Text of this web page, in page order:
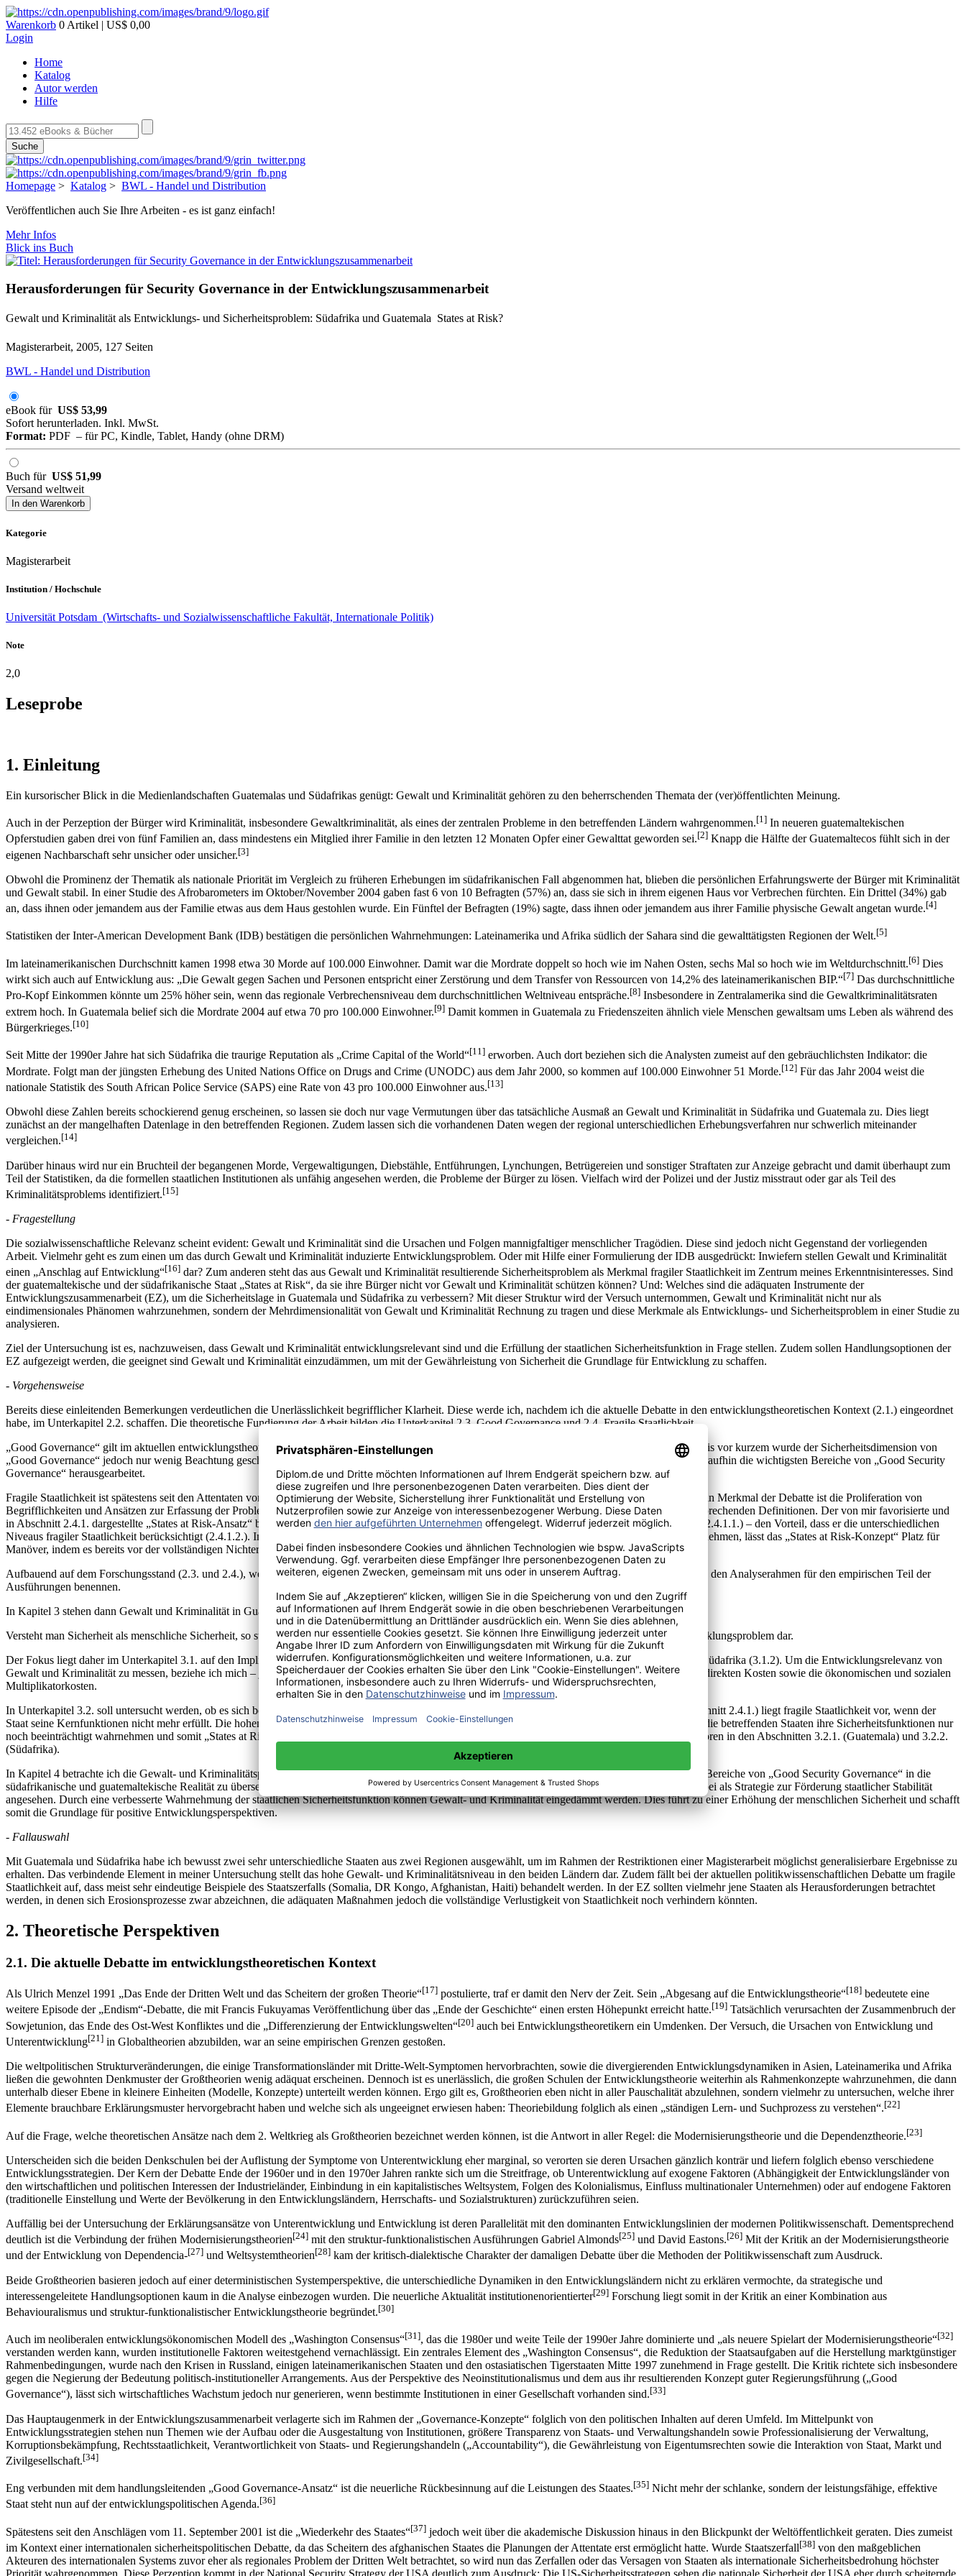
Warenkorb 0 Artikel | US$ 0,00
Login
Home
Katalog
Autor werden
Hilfe
Suche
Homepage > Katalog > BWL - Handel und Distribution
Veröffentlichen auch Sie Ihre Arbeiten - es ist ganz einfach!
Mehr Infos
Blick ins Buch
Herausforderungen für Security Governance in der Entwicklungszusammenarbeit
Gewalt und Kriminalität als Entwicklungs- und Sicherheitsproblem: Südafrika und Guatemala  States at Risk?
Magisterarbeit, 2005, 127 Seiten
BWL - Handel und Distribution
eBook für US$ 53,99
Sofort herunterladen. Inkl. MwSt.
Format: PDF – für PC, Kindle, Tablet, Handy (ohne DRM)
Buch für US$ 51,99
Versand weltweit
In den Warenkorb
Kategorie
Magisterarbeit
Institution / Hochschule
Universität Potsdam (Wirtschafts- und Sozialwissenschaftliche Fakultät, Internationale Politik)
Note
2,0
Leseprobe
1. Einleitung
Ein kursorischer Blick in die Medienlandschaften Guatemalas und Südafrikas genügt: Gewalt und Kriminalität gehören zu den beherrschenden Themata der (ver)öffentlichten Meinung.
Auch in der Perzeption der Bürger wird Kriminalität, insbesondere Gewaltkriminalität, als eines der zentralen Probleme in den betreffenden Ländern wahrgenommen.[1] In neueren guatemaltekischen
Opferstudien gaben drei von fünf Familien an, dass mindestens ein Mitglied ihrer Familie in den letzten 12 Monaten Opfer einer Gewalttat geworden sei.[2] Knapp die Hälfte der Guatemaltecos fühlt sich in der
eigenen Nachbarschaft sehr unsicher oder unsicher.[3]
Obwohl die Prominenz der Thematik als nationale Priorität im Vergleich zu früheren Erhebungen im südafrikanischen Fall abgenommen hat, blieben die persönlichen Erfahrungswerte der Bürger mit Kriminalität
und Gewalt stabil. In einer Studie des Afrobarometers im Oktober/November 2004 gaben fast 6 von 10 Befragten (57%) an, dass sie sich in ihrem eigenen Haus vor Verbrechen fürchten. Ein Drittel (34%) gab
an, dass ihnen oder jemandem aus der Familie etwas aus dem Haus gestohlen wurde. Ein Fünftel der Befragten (19%) sagte, dass ihnen oder jemandem aus ihrer Familie physische Gewalt angetan wurde.[4]
Statistiken der Inter-American Development Bank (IDB) bestätigen die persönlichen Wahrnehmungen: Lateinamerika und Afrika südlich der Sahara sind die gewalttätigsten Regionen der Welt.[5]
Im lateinamerikanischen Durchschnitt kamen 1998 etwa 30 Morde auf 100.000 Einwohner. Damit war die Mordrate doppelt so hoch wie im Nahen Osten, sechs Mal so hoch wie im Weltdurchschnitt.[6] Dies
wirkt sich auch auf Entwicklung aus: „Die Gewalt gegen Sachen und Personen entspricht einer Zerstörung und dem Transfer von Ressourcen von 14,2% des lateinamerikanischen BIP.“[7] Das durchschnittliche
Pro-Kopf Einkommen könnte um 25% höher sein, wenn das regionale Verbrechensniveau dem durchschnittlichen Weltniveau entspräche.[8] Insbesondere in Zentralamerika sind die Gewaltkriminalitätsraten
extrem hoch. In Guatemala belief sich die Mordrate 2004 auf etwa 70 pro 100.000 Einwohner.[9] Damit kommen in Guatemala zu Friedenszeiten ähnlich viele Menschen gewaltsam ums Leben als während des
Bürgerkrieges.[10]
Seit Mitte der 1990er Jahre hat sich Südafrika die traurige Reputation als „Crime Capital of the World“[11] erworben. Auch dort beziehen sich die Analysten zumeist auf den gebräuchlichsten Indikator: die
Mordrate. Folgt man der jüngsten Erhebung des United Nations Office on Drugs and Crime (UNODC) aus dem Jahr 2000, so kommen auf 100.000 Einwohner 51 Morde.[12] Für das Jahr 2004 weist die
nationale Statistik des South African Police Service (SAPS) eine Rate von 43 pro 100.000 Einwohner aus.[13]
Obwohl diese Zahlen bereits schockierend genug erscheinen, so lassen sie doch nur vage Vermutungen über das tatsächliche Ausmaß an Gewalt und Kriminalität in Südafrika und Guatemala zu. Dies liegt
zunächst an der mangelhaften Datenlage in den betreffenden Regionen. Zudem lassen sich die vorhandenen Daten wegen der regional unterschiedlichen Erhebungsverfahren nur schwerlich miteinander
vergleichen.[14]
Darüber hinaus wird nur ein Bruchteil der begangenen Morde, Vergewaltigungen, Diebstähle, Entführungen, Lynchungen, Betrügereien und sonstiger Straftaten zur Anzeige gebracht und damit überhaupt zum
Teil der Statistiken, da die formellen staatlichen Institutionen als unfähig angesehen werden, die Probleme der Bürger zu lösen. Vielfach wird der Polizei und der Justiz misstraut oder gar als Teil des
Kriminalitätsproblems identifiziert.[15]
- Fragestellung
Die sozialwissenschaftliche Relevanz scheint evident: Gewalt und Kriminalität sind die Ursachen und Folgen mannigfaltiger menschlicher Tragödien. Diese sind jedoch nicht Gegenstand der vorliegenden
Arbeit. Vielmehr geht es zum einen um das durch Gewalt und Kriminalität induzierte Entwicklungsproblem. Oder mit Hilfe einer Formulierung der IDB ausgedrückt: Inwiefern stellen Gewalt und Kriminalität
einen „Anschlag auf Entwicklung“[16] dar? Zum anderen steht das aus Gewalt und Kriminalität resultierende Sicherheitsproblem als Merkmal fragiler Staatlichkeit im Zentrum meines Erkenntnisinteresses. Sind
der guatemaltekische und der südafrikanische Staat „States at Risk“, da sie ihre Bürger nicht vor Gewalt und Kriminalität schützen können? Und: Welches sind die adäquaten Instrumente der
Entwicklungszusammenarbeit (EZ), um die Sicherheitslage in Guatemala und Südafrika zu verbessern? Mit dieser Struktur wird der Versuch unternommen, Gewalt und Kriminalität nicht nur als
eindimensionales Phänomen wahrzunehmen, sondern der Mehrdimensionalität von Gewalt und Kriminalität Rechnung zu tragen und diese Merkmale als Entwicklungs- und Sicherheitsproblem in einer Studie zu
analysieren.
Ziel der Untersuchung ist es, nachzuweisen, dass Gewalt und Kriminalität entwicklungsrelevant sind und die Erfüllung der staatlichen Sicherheitsfunktion in Frage stellen. Zudem sollen Handlungsoptionen der
EZ aufgezeigt werden, die geeignet sind Gewalt und Kriminalität einzudämmen, um mit der Gewährleistung von Sicherheit die Grundlage für Entwicklung zu schaffen.
- Vorgehensweise
Bereits diese einleitenden Bemerkungen verdeutlichen die Unerlässlichkeit begrifflicher Klarheit. Diese werde ich, nachdem ich die aktuelle Debatte in den entwicklungstheoretischen Kontext (2.1.) eingeordnet
habe, im Unterkapitel 2.2. schaffen. Die theoretische Fundierung der Arbeit bilden die Unterkapitel 2.3. Good Governance und 2.4. Fragile Staatlichkeit.
„Good Governance“ gilt im aktuellen entwicklungstheoretischen Diskurs als Schlüsselbegriff für die Erklärung von Entwicklung und Unterentwicklung. Bis vor kurzem wurde der Sicherheitsdimension von
„Good Governance“ jedoch nur wenig Beachtung geschenkt. Diese rückt im Abschnitt 2.3.1. ins Zentrum der Betrachtung. Im Abschnitt 2.3.2. werden daraufhin die wichtigsten Bereiche von „Good Security
Governance“ herausgearbeitet.
Fragile Staatlichkeit ist spätestens seit den Attentaten vom 11. September 2001 ein prominentes Thema in Außen-, Sicherheits-, und Entwicklungspolitik. Ein Merkmal der Debatte ist die Proliferation von
Begrifflichkeiten und Ansätzen zur Erfassung der Problematik. Daher ordne ich unter 2.4. die am häufigsten verwendeten Begriffe und formuliere die entsprechenden Definitionen. Der von mir favorisierte und
in Abschnitt 2.4.1. dargestellte „States at Risk-Ansatz“ bietet neben seiner analytischen Klarheit – durch Bezugnahme auf die Kernfunktionen des Staates (2.4.1.1.) – den Vorteil, dass er die unterschiedlichen
Niveaus fragiler Staatlichkeit berücksichtigt (2.4.1.2.). Im Gegensatz zu anderen Ansätzen, die den bereits eingetretenen Staatszerfall zum Ausgangspunkt nehmen, lässt das „States at Risk-Konzept“ Platz für
Manöver, indem es bereits vor der vollständigen Nichterfüllung staatlicher Funktionen ansetzt.
Aufbauend auf dem Forschungsstand (2.3. und 2.4.), werde ich im Unterkapitel 2.5. das Hypothesengebäude für die weitere Untersuchung entwickeln und den Analyserahmen für den empirischen Teil der
Ausführungen benennen.
In Kapitel 3 stehen dann Gewalt und Kriminalität in Guatemala und Südafrika als Entwicklungs- und Sicherheitsproblem im Zenrum der Untersuchung.
Versteht man Sicherheit als menschliche Sicherheit, so stellt menschliche Unsicherheit – induziert durch Gewalt und Kriminalität – ein signifikantes Entwicklungsproblem dar.
Der Fokus liegt daher im Unterkapitel 3.1. auf den Implikationen von Gewalt und Kriminalität für Entwicklung und Wachstum in Guatemala (3.1.1.) und Südafrika (3.1.2). Um die Entwicklungsrelevanz von
Gewalt und Kriminalität zu messen, beziehe ich mich – jeweils nach der länderspezifischen Situationssbeschreibung – auf die verursachten direkten und indirekten Kosten sowie die ökonomischen und sozialen
Multiplikatorkosten.
In Unterkapitel 3.2. soll untersucht werden, ob es sich bei Guatemala und Südafrika um fragile Staaten handelt. Gemäß dem „States at Risk-Ansatz“ (Abschnitt 2.4.1.) liegt fragile Staatlichkeit vor, wenn der
Staat seine Kernfunktionen nicht mehr erfüllt. Die hohen Gewalt- und Kriminalitätsraten in Guatemala und Südafrika geben Anlass zu der Annahme, dass die betreffenden Staaten ihre Sicherheitsfunktionen nur
noch beeinträchtigt wahrnehmen und somit „States at Risk“ darstellen. Diese Vermutung überprüfe ich mittels der unter 2.2.1.1. herausgearbeiteten Indikatoren in den Abschnitten 3.2.1. (Guatemala) und 3.2.2.
(Südafrika).
In Kapitel 4 betrachte ich die Gewalt- und Kriminalitätsproblematik als Herausforderung für die EZ. Der Anspruch ist, die in Abschnitt 2.3.2. formulierten Bereiche von „Good Security Governance“ in die
südafrikanische und guatemaltekische Realität zu übersetzen und einige entsprechende Ansatzpunkte zu generieren. „Good Security Governance“ wird dabei als Strategie zur Förderung staatlicher Stabilität
angesehen. Durch eine verbesserte Wahrnehmung der staatlichen Sicherheitsfunktion können Gewalt- und Kriminalität eingedämmt werden. Dies führt zu einer Erhöhung der menschlichen Sicherheit und schafft
somit die Grundlage für positive Entwicklungsperspektiven.
- Fallauswahl
Mit Guatemala und Südafrika habe ich bewusst zwei sehr unterschiedliche Staaten aus zwei Regionen ausgewählt, um im Rahmen der Restriktionen einer Magisterarbeit möglichst generalisierbare Ergebnisse zu
erhalten. Das verbindende Element in meiner Untersuchung stellt das hohe Gewalt- und Kriminalitätsniveau in den beiden Ländern dar. Zudem fällt bei der aktuellen politikwissenschaftlichen Debatte um fragile
Staatlichkeit auf, dass meist sehr eindeutige Beispiele des Staatszerfalls (Somalia, DR Kongo, Afghanistan, Haiti) behandelt werden. In der EZ sollten vielmehr jene Staaten als Herausforderungen betrachtet
werden, in denen sich Erosionsprozesse zwar abzeichnen, die adäquaten Maßnahmen jedoch die vollständige Verlustigkeit von Staatlichkeit noch verhindern könnten.
2. Theoretische Perspektiven
2.1. Die aktuelle Debatte im entwicklungstheoretischen Kontext
Als Ulrich Menzel 1991 „Das Ende der Dritten Welt und das Scheitern der großen Theorie“[17] postulierte, traf er damit den Nerv der Zeit. Sein „Abgesang auf die Entwicklungstheorie“[18] bedeutete eine
weitere Episode der „Endism“-Debatte, die mit Francis Fukuyamas Veröffentlichung über das „Ende der Geschichte“ einen ersten Höhepunkt erreicht hatte.[19] Tatsächlich verursachten der Zusammenbruch der
Sowjetunion, das Ende des Ost-West Konfliktes und die „Differenzierung der Entwicklungswelten“[20] auch bei Entwicklungstheoretikern ein Umdenken. Der Versuch, die Ursachen von Entwicklung und
Unterentwicklung[21] in Globaltheorien abzubilden, war an seine empirischen Grenzen gestoßen.
Die weltpolitischen Strukturveränderungen, die einige Transformationsländer mit Dritte-Welt-Symptomen hervorbrachten, sowie die divergierenden Entwicklungsdynamiken in Asien, Lateinamerika und Afrika
ließen die gewohnten Denkmuster der Großtheorien wenig adäquat erscheinen. Dennoch ist es unerlässlich, die großen Schulen der Entwicklungstheorie weiterhin als Rahmenkonzepte wahrzunehmen, die dann
unterhalb dieser Ebene in kleinere Einheiten (Modelle, Konzepte) unterteilt werden können. Ergo gilt es, Großtheorien eben nicht in aller Pauschalität abzulehnen, sondern vielmehr zu untersuchen, welche ihrer
Elemente brauchbare Erklärungsmuster hervorgebracht haben und welche sich als ungeeignet erwiesen haben: Theoriebildung folglich als einen „ständigen Lern- und Suchprozess zu verstehen“.[22]
Auf die Frage, welche theoretischen Ansätze nach dem 2. Weltkrieg als Großtheorien bezeichnet werden können, ist die Antwort in aller Regel: die Modernisierungstheorie und die Dependenztheorie.[23]
Unterscheiden sich die beiden Denkschulen bei der Auflistung der Symptome von Unterentwicklung eher marginal, so verorten sie deren Ursachen gänzlich konträr und liefern folglich ebenso verschiedene
Entwicklungsstrategien. Der Kern der Debatte Ende der 1960er und in den 1970er Jahren rankte sich um die Streitfrage, ob Unterentwicklung auf exogene Faktoren (Abhängigkeit der Entwicklungsländer von
den wirtschaftlichen und politischen Interessen der Industrieländer, Einbindung in ein kapitalistisches Weltsystem, Folgen des Kolonialismus, Einfluss multinationaler Unternehmen) oder auf endogene Faktoren
(traditionelle Einstellung und Werte der Bevölkerung in den Entwicklungsländern, Herrschafts- und Sozialstrukturen) zurückzuführen seien.
Auffällig bei der Untersuchung der Erklärungsansätze von Unterentwicklung und Entwicklung ist deren Parallelität mit den dominanten Entwicklungslinien der modernen Politikwissenschaft. Dementsprechend
deutlich ist die Verbindung der frühen Modernisierungstheorien[24] mit den struktur-funktionalistischen Ausführungen Gabriel Almonds[25] und David Eastons.[26] Mit der Kritik an der Modernisierungstheorie
und der Entwicklung von Dependencia-[27] und Weltsystemtheorien[28] kam der kritisch-dialektische Charakter der damaligen Debatte über die Methoden der Politikwissenschaft zum Ausdruck.
Beide Großtheorien basieren jedoch auf einer deterministischen Systemperspektive, die unterschiedliche Dynamiken in den Entwicklungsländern nicht zu erklären vermochte, da strategische und
interessengeleitete Handlungsoptionen kaum in die Analyse einbezogen wurden. Die neuerliche Aktualität institutionenorientierter[29] Forschung liegt somit in der Kritik an einer Kombination aus
Behaviouralismus und struktur-funktionalistischer Entwicklungstheorie begründet.[30]
Auch im neoliberalen entwicklungsökonomischen Modell des „Washington Consensus“[31], das die 1980er und weite Teile der 1990er Jahre dominierte und „als neuere Spielart der Modernisierungstheorie“[32]
verstanden werden kann, wurden institutionelle Faktoren weitestgehend vernachlässigt. Ein zentrales Element des „Washington Consensus“, die Reduktion der Staatsaufgaben auf die Herstellung marktgünstiger
Rahmenbedingungen, wurde nach den Krisen in Russland, einigen lateinamerikanischen Staaten und den ostasiatischen Tigerstaaten Mitte 1997 zunehmend in Frage gestellt. Die Kritik richtete sich insbesondere
gegen die Negierung der Bedeutung politisch-institutioneller Arrangements. Aus der Perspektive des Neoinstitutionalismus und dem aus ihr resultierenden Konzept guter Regierungsführung („Good
Governance“), lässt sich wirtschaftliches Wachstum jedoch nur generieren, wenn bestimmte Institutionen in einer Gesellschaft vorhanden sind.[33]
Das Hauptaugenmerk in der Entwicklungszusammenarbeit verlagerte sich im Rahmen der „Governance-Konzepte“ folglich von den politischen Inhalten auf deren Umfeld. Im Mittelpunkt von
Entwicklungsstrategien stehen nun Themen wie der Aufbau oder die Ausgestaltung von Institutionen, größere Transparenz von Staats- und Verwaltungshandeln sowie Professionalisierung der Verwaltung,
Korruptionsbekämpfung, Rechtsstaatlichkeit, Verantwortlichkeit von Staats- und Regierungshandeln („Accountability“), die Gewährleistung von Eigentumsrechten sowie die Interaktion von Staat, Markt und
Zivilgesellschaft.[34]
Eng verbunden mit dem handlungsleitenden „Good Governance-Ansatz“ ist die neuerliche Rückbesinnung auf die Leistungen des Staates.[35] Nicht mehr der schlanke, sondern der leistungsfähige, effektive
Staat steht nun auf der entwicklungspolitischen Agenda.[36]
Spätestens seit den Anschlägen vom 11. September 2001 ist die „Wiederkehr des Staates“[37] jedoch weit über die akademische Diskussion hinaus in den Blickpunkt der Weltöffentlichkeit geraten. Dies zumeist
im Kontext einer internationalen sicherheitspolitischen Debatte, da das Scheitern des afghanischen Staates die Planungen der Attentate erst ermöglicht hatte. Wurde Staatszerfall[38] von den maßgeblichen
Akteuren des internationalen Systems zuvor eher als regionales Problem der Dritten Welt betrachtet, so wird nun das Zerfallen oder das Versagen von Staaten als internationale Sicherheitsbedrohung höchster